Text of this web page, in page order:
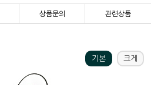
상품문의 관련상품
기본 크게